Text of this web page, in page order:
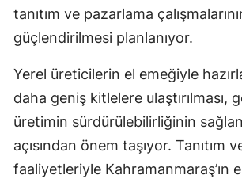
tanıtım ve pazarlama
güçlendirilmesi planlanıyor.
Yerel üreticilerin el emeğiyle
daha geniş kitlelere ulaştırılması,
üretimin sürdürülebilirliğinin
açısından önem taşıyor. Tanıtım
faaliyetleriyle Kahramanmaraş’ın